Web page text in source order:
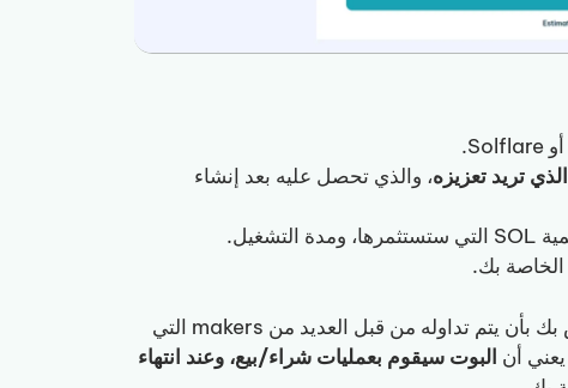
الذي تريد تعزيزه، والذي تحصل عليه بعد إنشاء
وانتهيت! بهذه الخطوات البسيطة سيبدأ memecoin الخاص بك بأن يتم تداوله من قبل العديد من makers التي
البوت سيقوم بعمليات شراء/بيع، وعند انتهاء